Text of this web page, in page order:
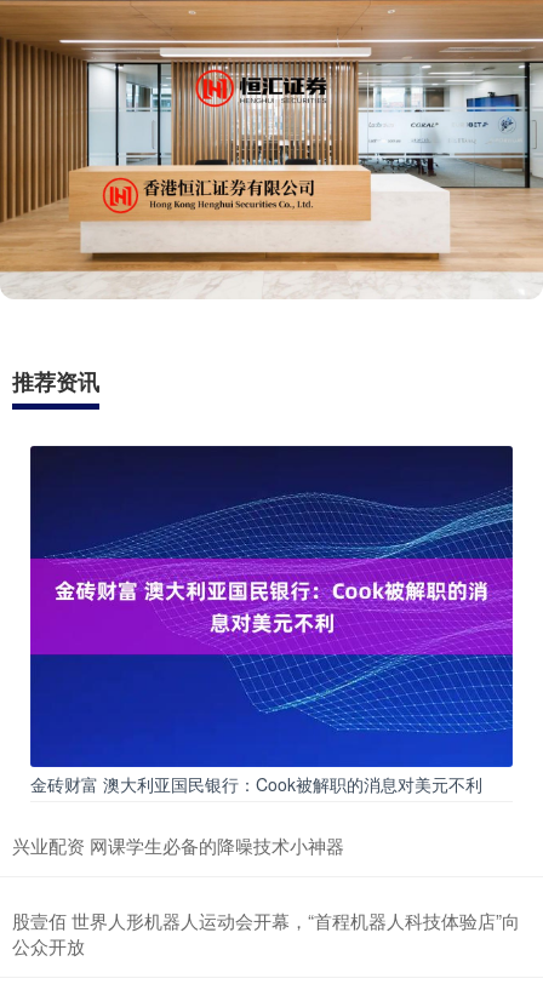
推荐资讯
金砖财富 澳大利亚国民银行：Cook被解职的消息对美元不利
兴业配资 网课学生必备的降噪技术小神器
股壹佰 世界人形机器人运动会开幕，“首程机器人科技体验店”向
公众开放